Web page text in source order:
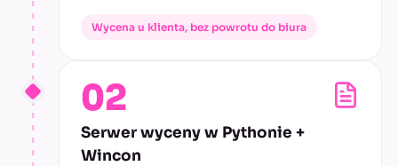
Wycena u klienta, bez powrotu do biura
02
Serwer wyceny w Pythonie +
Wincon